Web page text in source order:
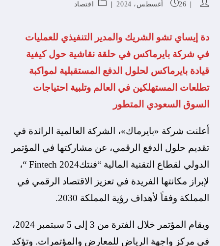
26 أغسطس، 2024 اقتصاد
دة إيساي تشو الشريك والمدير التنفيذي للعمليات
في شركة بايرماكس في حلقة نقاشية حول كيفية
قيادة بايرماكس لحلول الدفع المستقبلية لمواكبة
تطلعات المستهلكين في العالم وتلبية احتياجات
السوق السعودي المتطور
أعلنت شركة «بايرماك»، الشركة العالمية الرائدة في
تقديم حلول الدفع الرقمي، عن مشاركتها في المؤتمر
الدولي لقطاع التقنية المالية “فنتك2024 Fintech “،
لإبراز مكانتها الفريدة في تعزيز الاقتصاد الرقمي في
المملكة وفقاً لأهداف رؤية المملكة 2030.
ويقام المؤتمر خلال الفترة من 3 إلى 5 سبتمبر 2024،
في مركز واجهة الرياض للمعارض والمؤتمرات. وتؤكد